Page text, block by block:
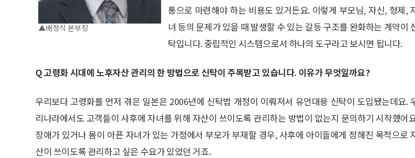
▲배정식 본부장
통으로 마련해야 하는 비용도 있거든요. 이렇게 부모님, 자신, 형제,
녀 등의 문제가 있을 때 발생할 수 있는 갈등 구조를 완화하는 계약이
탁입니다. 중립적인 시스템으로서 하나의 도구라고 보시면 됩니다.
Q 고령화 시대에 노후자산 관리의 한 방법으로 신탁이 주목받고 있습니다. 이유가 무엇일까요?
우리보다 고령화를 먼저 겪은 일본은 2006년에 신탁법 개정이 이뤄져서 유언대용 신탁이 도입됐는데요.
리나라에서도 고객들이 사후에 자녀를 위해 자산이 쓰이도록 관리하는 방법이 없는지 문의하기 시작했어
장애가 있거나 몸이 아픈 자녀가 있는 가정에서 부모가 부재할 경우, 사후에 아이들에게 정해진 목적으로
산이 쓰이도록 관리하고 싶은 수요가 있었던 거죠.